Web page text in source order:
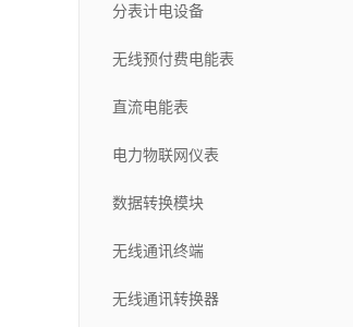
分表计电设备
无线预付费电能表
直流电能表
电力物联网仪表
数据转换模块
无线通讯终端
无线通讯转换器